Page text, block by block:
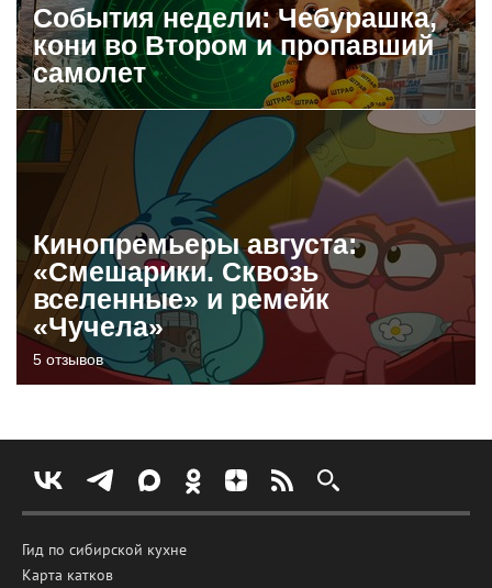
События недели: Чебурашка,
кони во Втором и пропавший
самолет
Кинопремьеры августа:
«Смешарики. Сквозь
вселенные» и ремейк
«Чучела»
5 отзывов
Гид по сибирской кухне
Карта катков